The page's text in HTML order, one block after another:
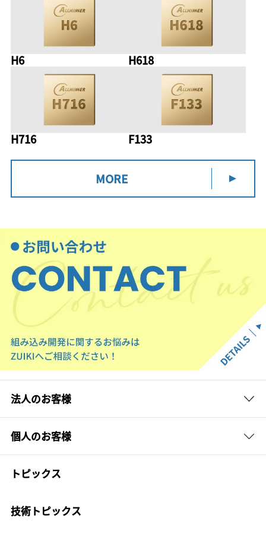
H6 H618
H716 F133
MORE
法人のお客様
個人のお客様
トピックス
技術トピックス